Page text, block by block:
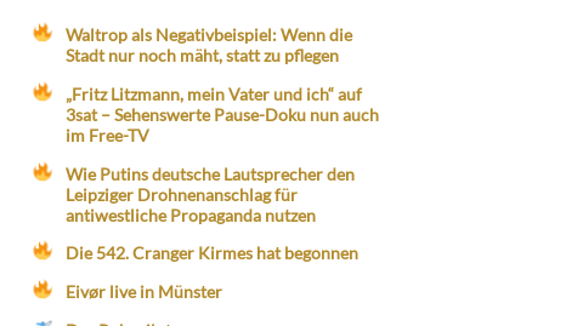
Waltrop als Negativbeispiel: Wenn die
Stadt nur noch mäht, statt zu pflegen
„Fritz Litzmann, mein Vater und ich“ auf
3sat – Sehenswerte Pause-Doku nun auch
im Free-TV
Wie Putins deutsche Lautsprecher den
Leipziger Drohnenanschlag für
antiwestliche Propaganda nutzen
Die 542. Cranger Kirmes hat begonnen
Eivør live in Münster